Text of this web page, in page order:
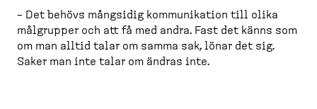
– Det behövs mångsidig kommuni­kation till olika
målgrupper och att få med andra. Fast det känns som
om man alltid talar om samma sak, lönar det sig.
Saker man inte talar om ändras inte.